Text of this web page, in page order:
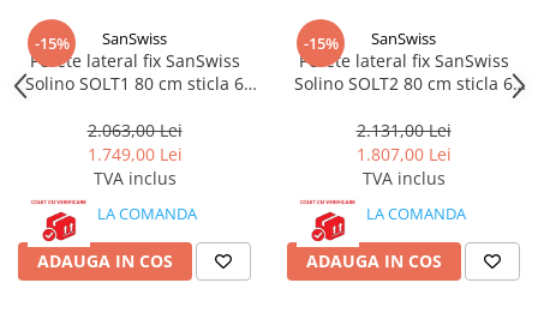
Incalzire in pardoseala
Pachet complet
Distribuitoare
Grup amestec
Automatizari
Pompe recirculare
Pompa ridicare presiune
Cutii distribuitoare
-15% SanSwiss
Perete lateral fix SanSwiss
Solino SOLT1 80 cm sticla 6
2.063,00 Lei
1.749,00 Lei
TVA inclus
LA COMANDA
ADAUGA IN COS
-15% SanSwiss
Perete lateral fix SanSwiss
Solino SOLT2 80 cm sticla 6
2.131,00 Lei
1.807,00 Lei
TVA inclus
LA COMANDA
ADAUGA IN COS